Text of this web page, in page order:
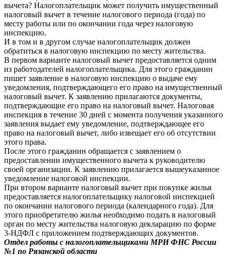
вычета? Налогоплательщик может получить имущественный
налоговый вычет в течение налогового периода (года) по
месту работы или по окончании года через налоговую
инспекцию.
И в том и в другом случае налогоплательщик должен
обратиться в налоговую инспекцию по месту жительства.
В первом варианте налоговый вычет предоставляется одним
из работодателей налогоплательщика. Для этого гражданин
пишет заявление в налоговую инспекцию о выдаче ему
уведомления, подтверждающего его право на имущественный
налоговый вычет. К заявлению прилагаются документы,
подтверждающие его право на налоговый вычет. Налоговая
инспекция в течение 30 дней с момента получения указанного
заявления выдает ему уведомление, подтверждающее его
право на налоговый вычет, либо извещает его об отсутствии
этого права.
После этого гражданин обращается с заявлением о
предоставлении имущественного вычета к руководителю
своей организации. К заявлению прилагается вышеуказанное
уведомление налоговой инспекции.
При втором варианте налоговый вычет при покупке жилья
предоставляется налогоплательщику налоговой инспекцией
по окончании налогового периода (календарного года). Для
этого приобретателю жилья необходимо подать в налоговый
орган по месту жительства налоговую декларацию по форме
3-НДФЛ с приложением подтверждающих документов.
Отдел работы с налогоплательщиками МРИ ФНС России
№1 по Рязанской области